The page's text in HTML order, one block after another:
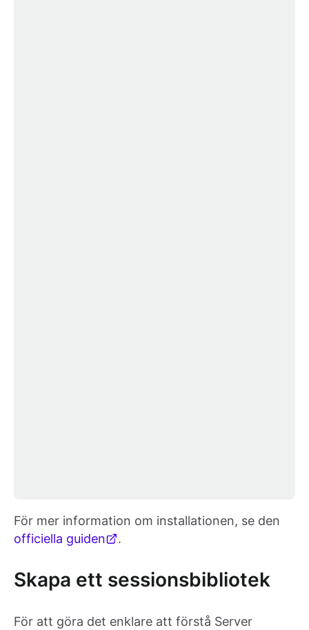
För mer information om installationen, se den
officiella guiden
.
Skapa ett sessionsbibliotek
För att göra det enklare att förstå Server